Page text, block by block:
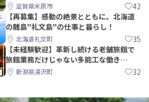
滋賀県米原市 42
【再募集】感動の絶景とともに。北海道
の離島"礼文島"の仕事と暮らし！
北海道礼文町 35
【未経験歓迎】革新し続ける老舗旅館で
旅館業務だけじゃない多能工な働き
方。 株式会社いせん
新潟県湯沢町 32